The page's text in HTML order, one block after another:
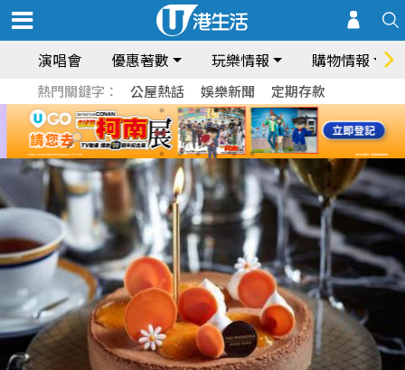
演唱會 優惠著數 玩樂情報 購物情報
熱門關鍵字： 公屋熱話 娛樂新聞 定期存款